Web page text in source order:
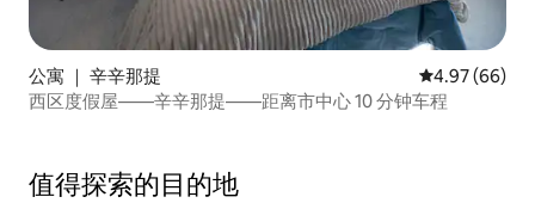
公寓 ｜ 辛辛那提 平均评分 4.97
4.97 (66)
西区度假屋——辛辛那提——距离市中心 10 分钟车程
值得探索的目的地